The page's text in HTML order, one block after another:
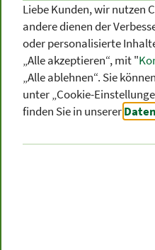
KATEGORIEN
Liebe Kunden, wir nutzen
andere dienen der
oder personalisierte
„Alle akzeptieren“, mit "
„Alle ablehnen“. Sie
unter „Cookie-
finden Sie in unserer